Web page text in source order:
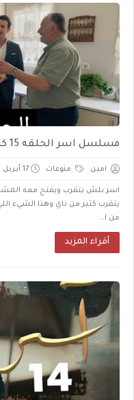
مسلسل اسر الحلقه 15 كامله
امين منوعات 17 أبريل 2025
اسر بلش يتقرب ويفتح معه
يتقرب كثير من ناي وهذا الشيء
من ا...
أقراء المزيد